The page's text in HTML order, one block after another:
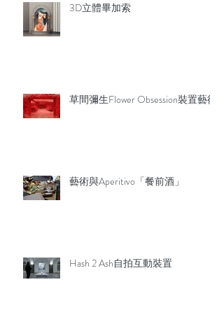
3D立體畢加索
草間彌生Flower Obsession裝置藝術
藝術與Aperitivo「餐前酒」
Hash 2 Ash自拍互動裝置